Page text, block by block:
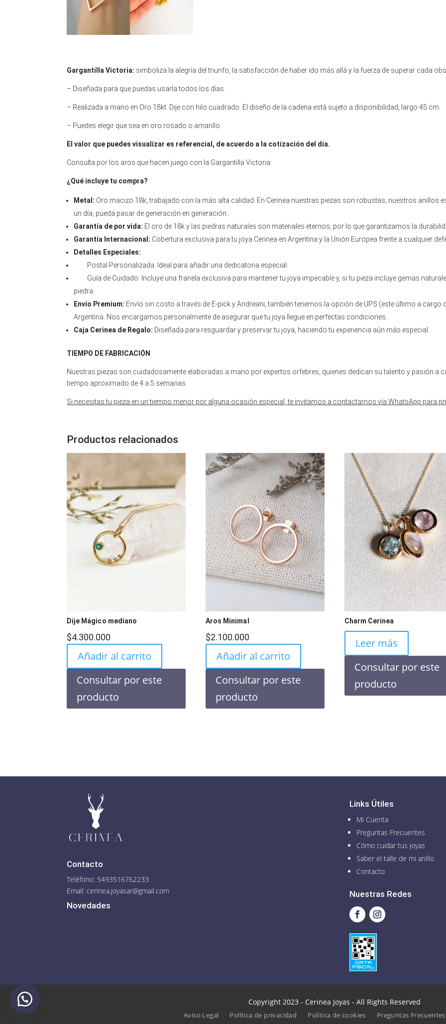
Gargantilla Victoria: simboliza la alegría del triunfo, la satisfacción de haber ido más allá y la fuerza de superar cada
– Diseñada para que puedas usarla todos los días.
– Realizada a mano en Oro 18kt. Dije con hilo cuadrado. El diseño de la cadena está sujeto a disponibilidad, largo 45 cm.
– Puedes elegir que sea en oro rosado o amarillo.
El valor que puedes visualizar es referencial, de acuerdo a la cotización del día.
Consulta por los aros que hacen juego con la Gargantilla Victoria
¿Qué incluye tu compra?
Metal: Oro macizo 18k, trabajado con la más alta calidad. En Cerinea nuestras piezas son robustas; nuestros anillos
un día, pueda pasar de generación en generación..
Garantía de por vida: El oro de 18k y las piedras naturales son materiales eternos, por lo que garantizamos la
Garantía Internacional: Cobertura exclusiva para tu joya Cerinea en Argentina y la Unión Europea frente a cualquier
Detalles Especiales:
Postal Personalizada: Ideal para añadir una dedicatoria especial.
Guía de Cuidado: Incluye una franela exclusiva para mantener tu joya impecable y, si tu pieza incluye gemas
piedra.
Envío Premium: Envío sin costo a través de E-pick y Andreani, también tenemos la opción de UPS (este último a cargo
Argentina. Nos encargamos personalmente de asegurar que tu joya llegue en perfectas condiciones.
Caja Cerinea de Regalo: Diseñada para resguardar y preservar tu joya, haciendo tu experiencia aún más especial.
TIEMPO DE FABRICACIÓN
Nuestras piezas son cuidadosamente elaboradas a mano por expertos orfebres, quienes dedican su talento y pasión a
tiempo aproximado de 4 a 5 semanas.
Si necesitas tu pieza en un tiempo menor por alguna ocasión especial, te invitamos a contactarnos vía WhatsApp para
Productos relacionados
Dije Mágico mediano
$4.300.000
Añadir al carrito
Consultar por este
producto
Aros Minimal
$2.100.000
Añadir al carrito
Consultar por este
producto
Charm Cerinea
Leer más
Consultar por este
producto
Contacto
Teléfono: 5493516762233
Email:cerinea.joyasar@gmail.com
Novedades
Links Útiles
Mi Cuenta
Preguntas Frecuentes
Cómo cuidar tus joyas
Saber el talle de mi anillo
Contacto
Nuestras Redes
Copyright 2023 - Cerinea Joyas - All Rights Reserved
Aviso Legal Política de privacidad Política de cookies Preguntas Frecuentes